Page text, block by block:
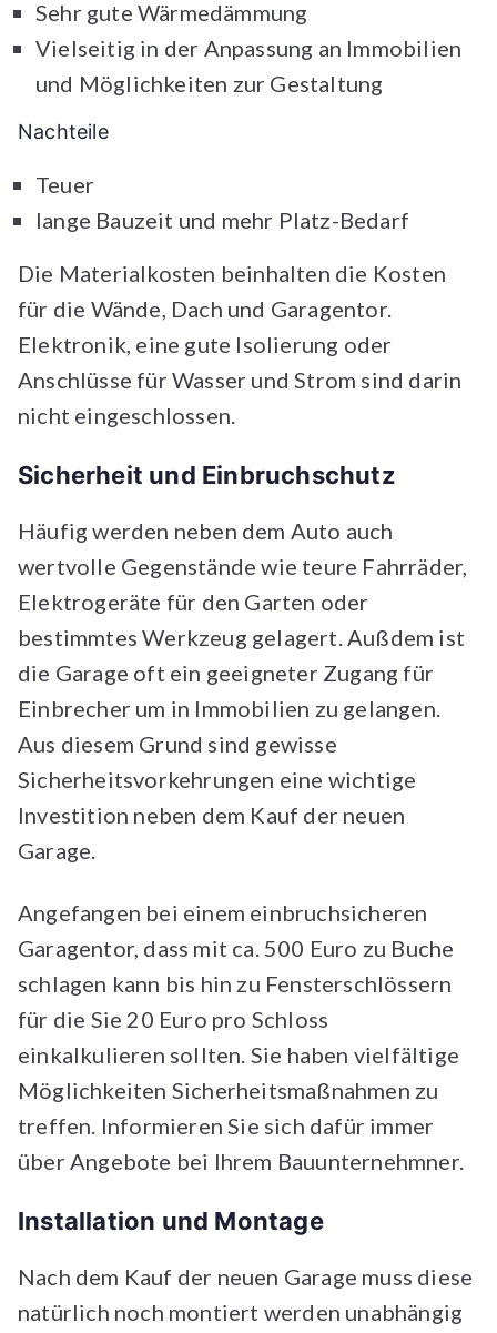
Sehr gute Wärmedämmung
Vielseitig in der Anpassung an Immobilien
und Möglichkeiten zur Gestaltung
Nachteile
Teuer
lange Bauzeit und mehr Platz-Bedarf
Die Materialkosten beinhalten die Kosten
für die Wände, Dach und Garagentor.
Elektronik, eine gute Isolierung oder
Anschlüsse für Wasser und Strom sind darin
nicht eingeschlossen.
Sicherheit und Einbruchschutz
Häufig werden neben dem Auto auch
wertvolle Gegenstände wie teure Fahrräder,
Elektrogeräte für den Garten oder
bestimmtes Werkzeug gelagert. Außdem ist
die Garage oft ein geeigneter Zugang für
Einbrecher um in Immobilien zu gelangen.
Aus diesem Grund sind gewisse
Sicherheitsvorkehrungen eine wichtige
Investition neben dem Kauf der neuen
Garage.
Angefangen bei einem einbruchsicheren
Garagentor, dass mit ca. 500 Euro zu Buche
schlagen kann bis hin zu Fensterschlössern
für die Sie 20 Euro pro Schloss
einkalkulieren sollten. Sie haben vielfältige
Möglichkeiten Sicherheitsmaßnahmen zu
treffen. Informieren Sie sich dafür immer
über Angebote bei Ihrem Bauunternehmner.
Installation und Montage
Nach dem Kauf der neuen Garage muss diese
natürlich noch montiert werden unabhängig